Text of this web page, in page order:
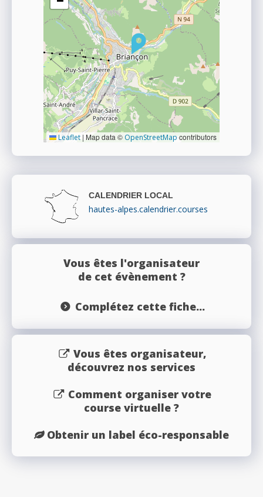
Leaflet | Map data © OpenStreetMap contributors
CALENDRIER LOCAL
hautes-alpes.calendrier.courses
Vous êtes l'organisateur
de cet évènement ?
Complétez cette fiche...
Vous êtes organisateur,
découvrez nos services
Comment organiser votre
course virtuelle ?
Obtenir un label éco-responsable